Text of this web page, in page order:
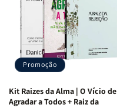
Promoção
Kit Raizes da Alma | O Vício de
Agradar a Todos + Raiz da